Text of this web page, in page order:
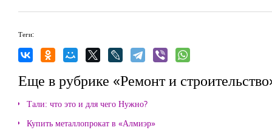
Теги:
Еще в рубрике «Ремонт и
Тали: что это и для чего Нужно?
Купить металлопрокат в «Алмиэр»